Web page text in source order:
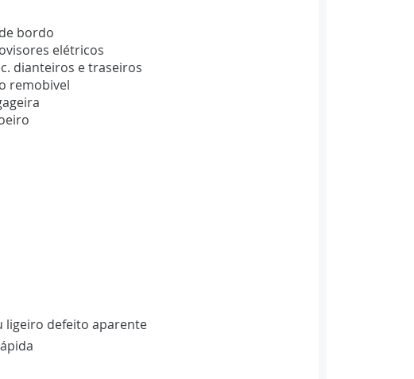
bordo
elétricos
dianteiros e traseiros
remobivel
ligeiro defeito aparente